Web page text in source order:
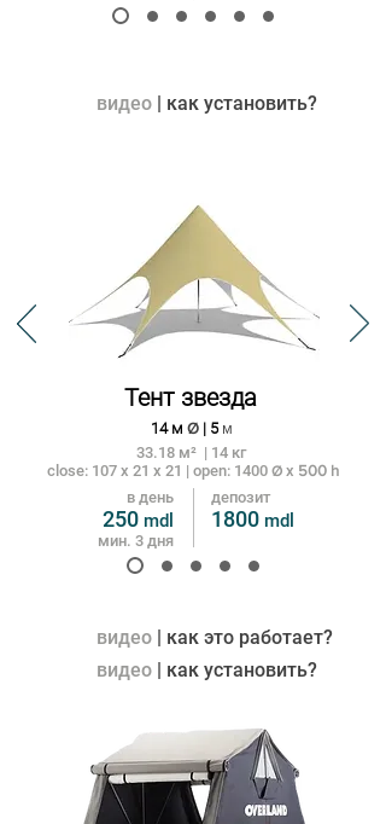
видео | как установить?
Тент звезда
14 м Ø | 5м
33.18 м² | 14 кг
close: 107 x 21 x 21 | open: 1400 Ø x 500 h
в день
250 mdl
мин. 3 дня
депозит
1800 mdl
видео | как это работает?
видео | как установить?